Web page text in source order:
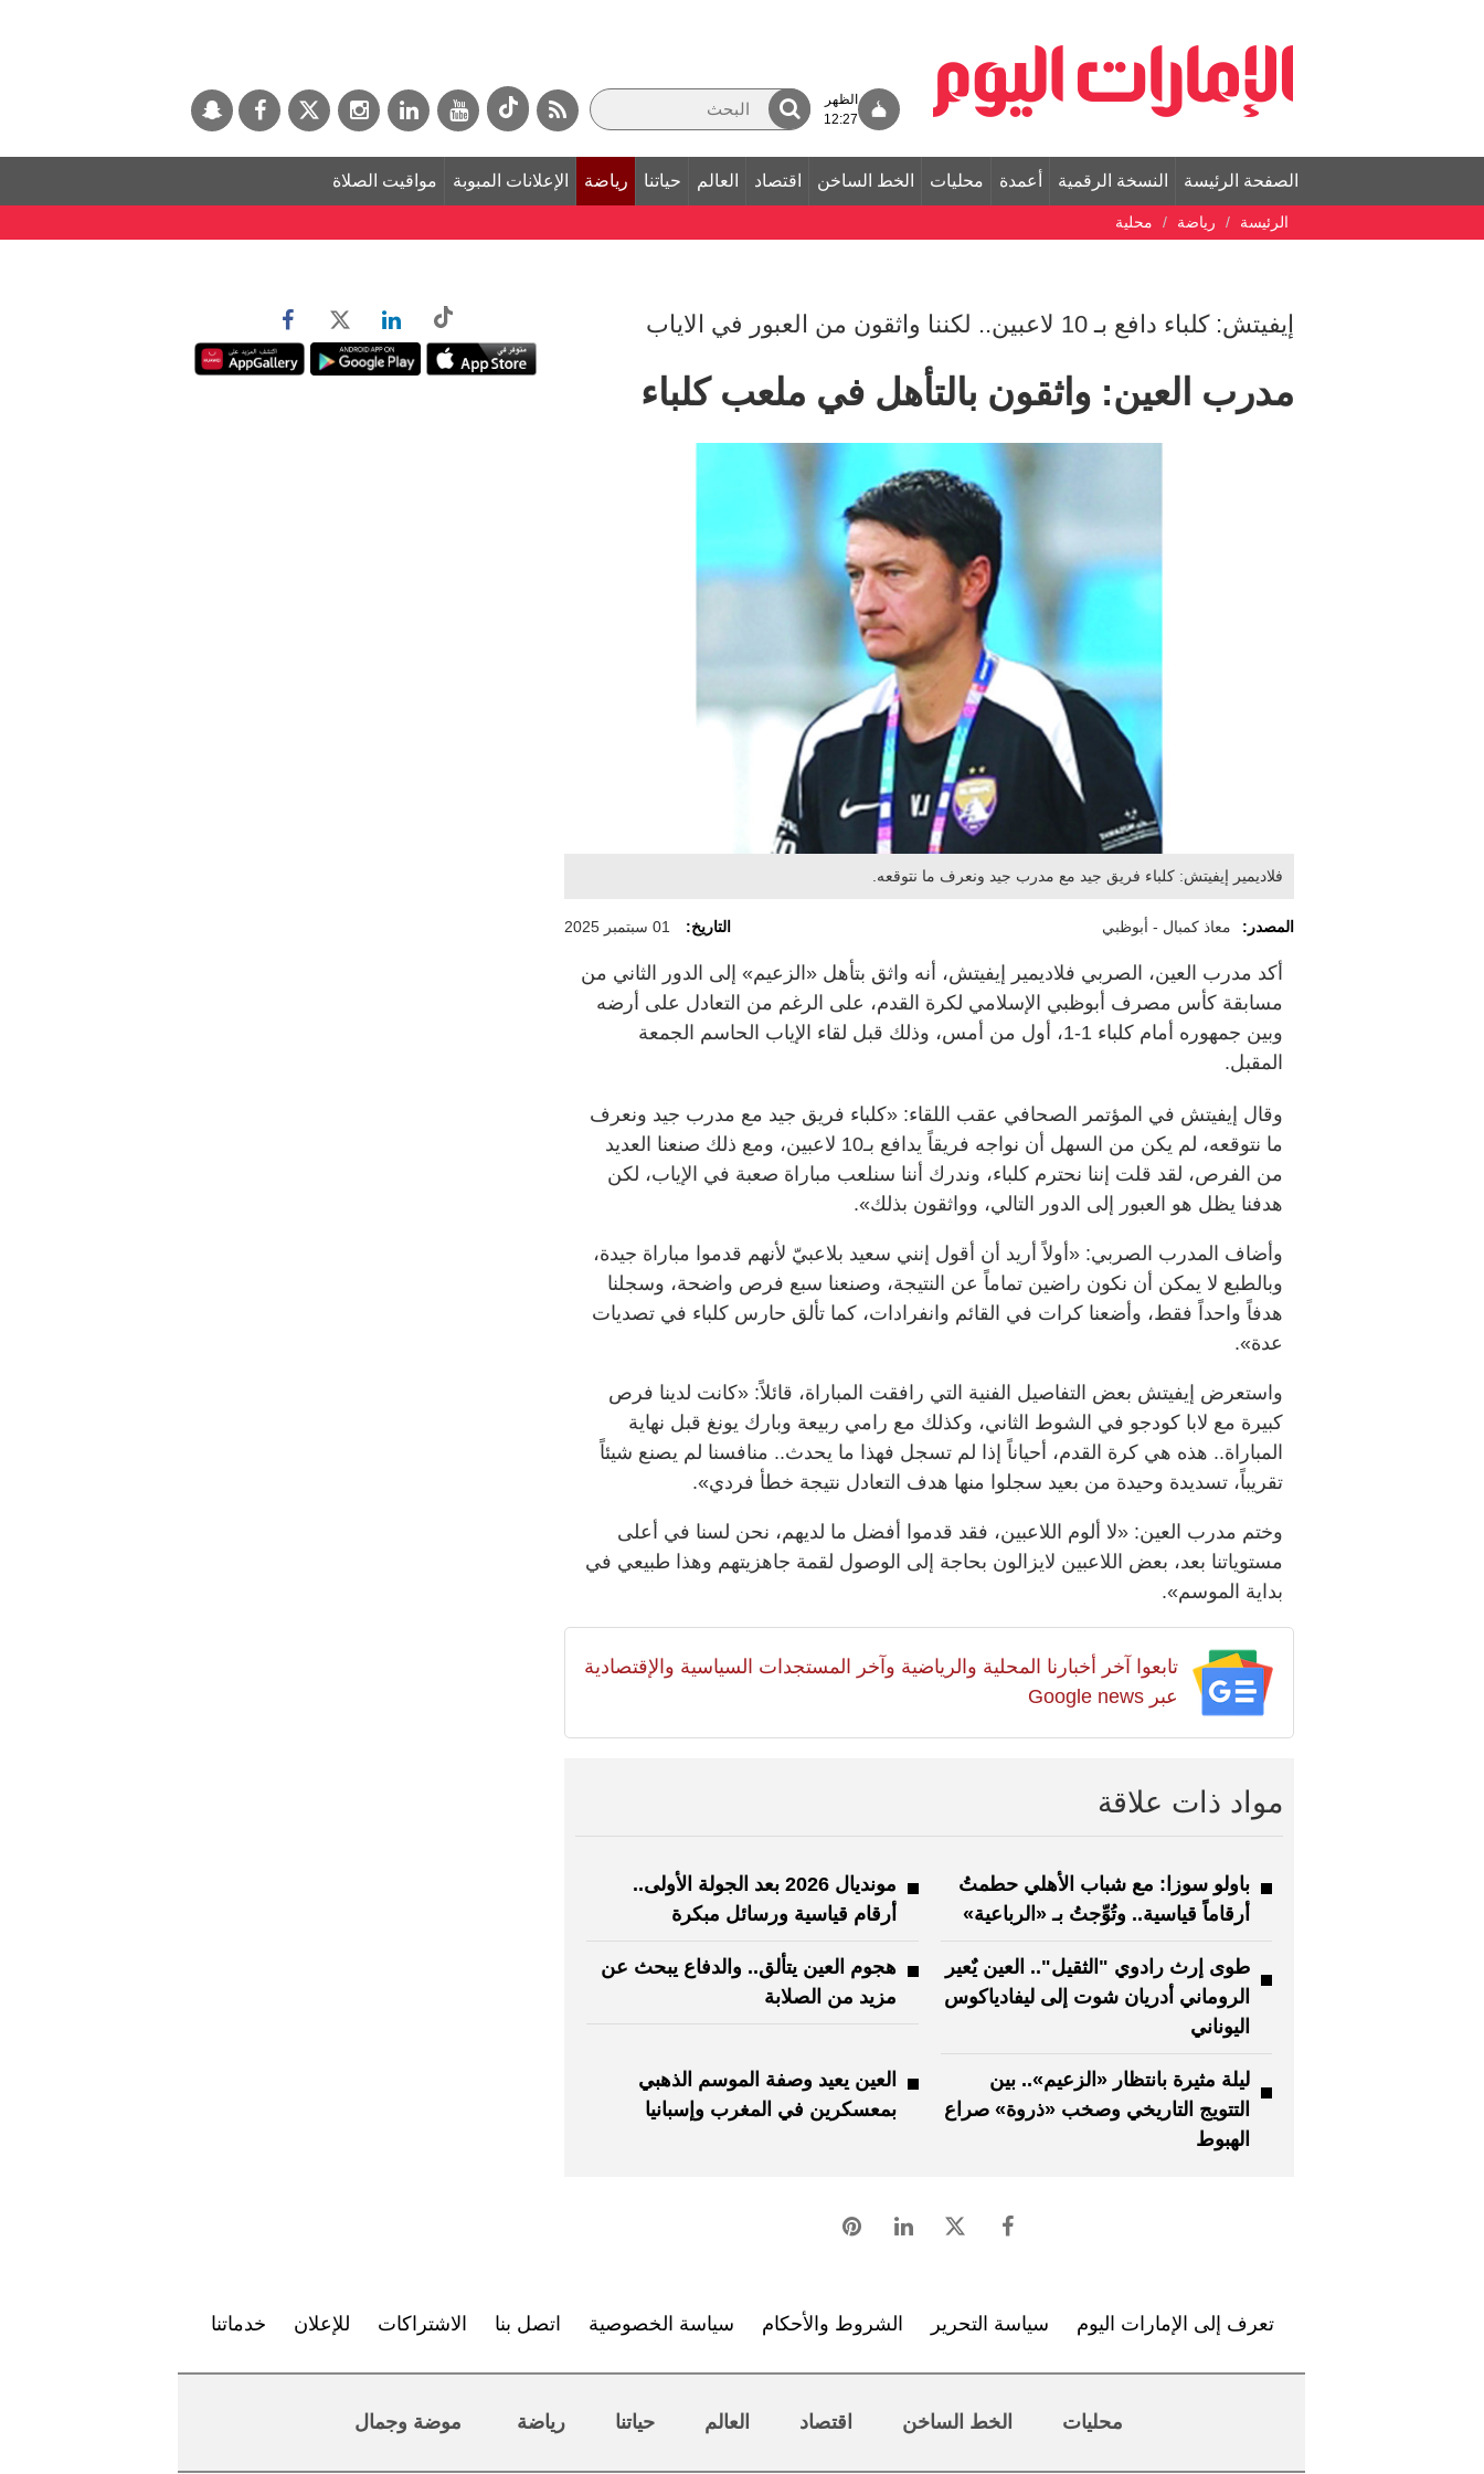
الظهر
12:27
الصفحة الرئيسة النسخة الرقمية أعمدة محليات الخط الساخن اقتصاد العالم حياتنا رياضة الإعلانات المبوبة مواقيت الصلاة
الرئيسة رياضة محلية
إيفيتش: كلباء دافع بـ 10 لاعبين.. لكننا واثقون من العبور في الاياب
مدرب العين: واثقون بالتأهل في ملعب كلباء
فلاديمير إيفيتش: كلباء فريق جيد مع مدرب جيد ونعرف ما نتوقعه.
المصدر: معاذ كمبال - أبوظبي التاريخ: 01 سبتمبر 2025
أكد مدرب العين، الصربي فلاديمير إيفيتش، أنه واثق بتأهل «الزعيم» إلى الدور الثاني من
مسابقة كأس مصرف أبوظبي الإسلامي لكرة القدم، على الرغم من التعادل على أرضه
وبين جمهوره أمام كلباء 1-1، أول من أمس، وذلك قبل لقاء الإياب الحاسم الجمعة
المقبل.
وقال إيفيتش في المؤتمر الصحافي عقب اللقاء: «كلباء فريق جيد مع مدرب جيد ونعرف
ما نتوقعه، لم يكن من السهل أن نواجه فريقاً يدافع بـ10 لاعبين، ومع ذلك صنعنا العديد
من الفرص، لقد قلت إننا نحترم كلباء، وندرك أننا سنلعب مباراة صعبة في الإياب، لكن
هدفنا يظل هو العبور إلى الدور التالي، وواثقون بذلك».
وأضاف المدرب الصربي: «أولاً أريد أن أقول إنني سعيد بلاعبيّ لأنهم قدموا مباراة جيدة،
وبالطبع لا يمكن أن نكون راضين تماماً عن النتيجة، وصنعنا سبع فرص واضحة، وسجلنا
هدفاً واحداً فقط، وأضعنا كرات في القائم وانفرادات، كما تألق حارس كلباء في تصديات
عدة».
واستعرض إيفيتش بعض التفاصيل الفنية التي رافقت المباراة، قائلاً: «كانت لدينا فرص
كبيرة مع لابا كودجو في الشوط الثاني، وكذلك مع رامي ربيعة وبارك يونغ قبل نهاية
المباراة.. هذه هي كرة القدم، أحياناً إذا لم تسجل فهذا ما يحدث.. منافسنا لم يصنع شيئاً
تقريباً، تسديدة وحيدة من بعيد سجلوا منها هدف التعادل نتيجة خطأ فردي».
وختم مدرب العين: «لا ألوم اللاعبين، فقد قدموا أفضل ما لديهم، نحن لسنا في أعلى
مستوياتنا بعد، بعض اللاعبين لايزالون بحاجة إلى الوصول لقمة جاهزيتهم وهذا طبيعي في
بداية الموسم».
تابعوا آخر أخبارنا المحلية والرياضية وآخر المستجدات السياسية والإقتصادية
عبر Google news
مواد ذات علاقة
باولو سوزا: مع شباب الأهلي حطمتُ
أرقاماً قياسية.. وتُوِّجتُ بـ «الرباعية»
مونديال 2026 بعد الجولة الأولى..
أرقام قياسية ورسائل مبكرة
طوى إرث رادوي "الثقيل".. العين يٌعير
الروماني أدريان شوت إلى ليفادياكوس
اليوناني
هجوم العين يتألق.. والدفاع يبحث عن
مزيد من الصلابة
ليلة مثيرة بانتظار «الزعيم».. بين
التتويج التاريخي وصخب «ذروة» صراع
الهبوط
العين يعيد وصفة الموسم الذهبي
بمعسكرين في المغرب وإسبانيا
تعرف إلى الإمارات اليوم سياسة التحرير الشروط والأحكام سياسة الخصوصية اتصل بنا الاشتراكات للإعلان خدماتنا
محليات الخط الساخن اقتصاد العالم حياتنا رياضة موضة وجمال